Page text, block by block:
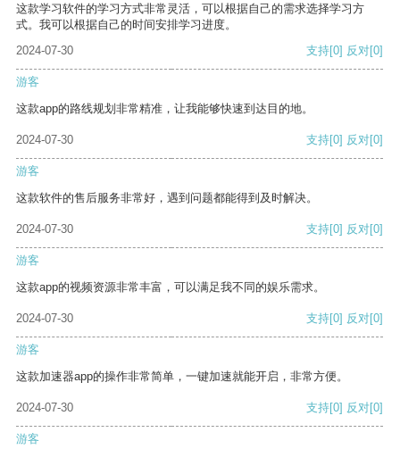
这款学习软件的学习方式非常灵活，可以根据自己的需求选择学习方
式。我可以根据自己的时间安排学习进度。
2024-07-30
支持[0] 反对[0]
游客
这款app的路线规划非常精准，让我能够快速到达目的地。
2024-07-30 支持[0] 反对[0]
游客
这款软件的售后服务非常好，遇到问题都能得到及时解决。
2024-07-30 支持[0] 反对[0]
游客
这款app的视频资源非常丰富，可以满足我不同的娱乐需求。
2024-07-30 支持[0] 反对[0]
游客
这款加速器app的操作非常简单，一键加速就能开启，非常方便。
2024-07-30 支持[0] 反对[0]
游客